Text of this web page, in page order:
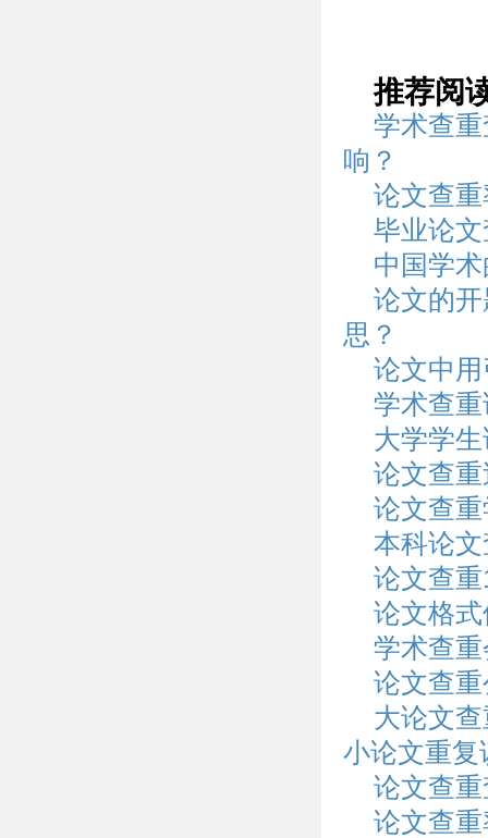
推荐阅
学术查
响？
论文查
毕业论
中国学
论文的
思？
论文中
学术查
大学学
论文查
论文查
本科论
论文查
论文格
学术查
论文查
大论文
小论文重复
论文查
论文查